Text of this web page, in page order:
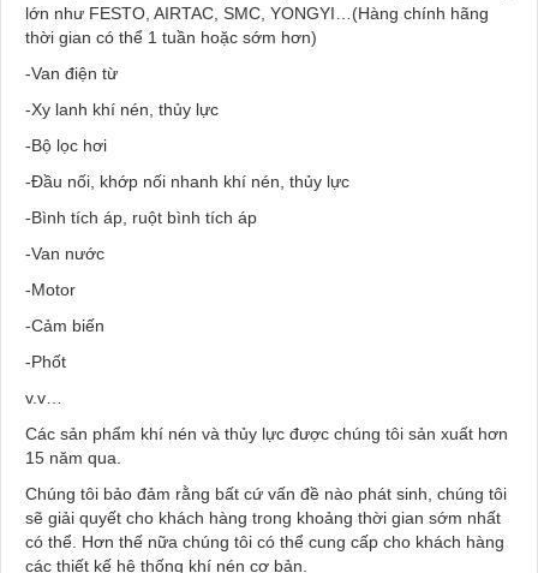
lớn như FESTO, AIRTAC, SMC, YONGYI…(Hàng chính hãng
thời gian có thể 1 tuần hoặc sớm hơn)
-Van điện từ
-Xy lanh khí nén, thủy lực
-Bộ lọc hơi
-Đầu nối, khớp nối nhanh khí nén, thủy lực
-Bình tích áp, ruột bình tích áp
-Van nước
-Motor
-Cảm biến
-Phốt
v.v…
Các sản phẩm khí nén và thủy lực được chúng tôi sản xuất hơn
15 năm qua.
Chúng tôi bảo đảm rằng bất cứ vấn đề nào phát sinh, chúng tôi
sẽ giải quyết cho khách hàng trong khoảng thời gian sớm nhất
có thể. Hơn thế nữa chúng tôi có thể cung cấp cho khách hàng
các thiết kế hệ thống khí nén cơ bản.